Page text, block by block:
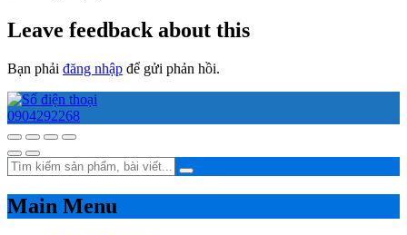
Leave feedback about this
Bạn phải đăng nhập để gửi phản hồi.
0904292268
Main Menu